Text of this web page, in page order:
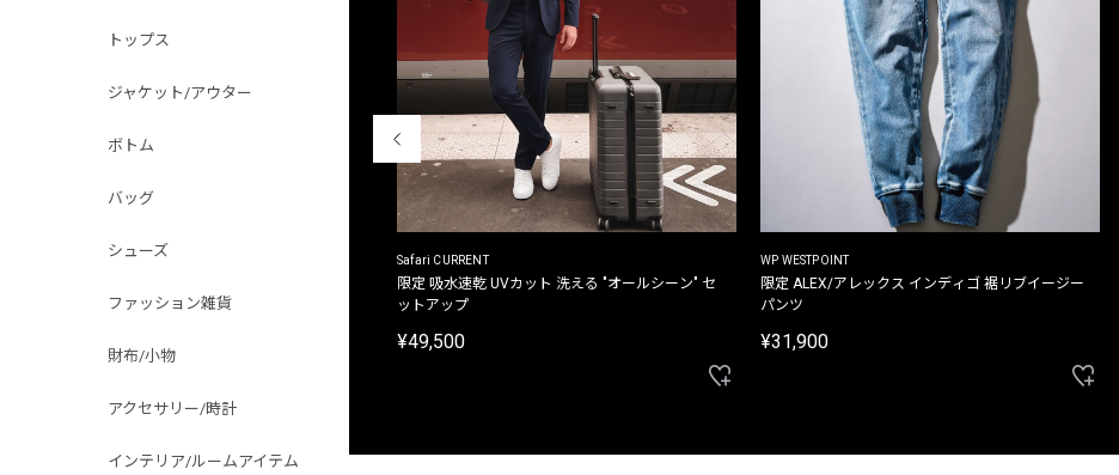
トップス
ジャケット/アウター
ボトム
バッグ
シューズ
ファッション雑貨
財布/小物
アクセサリー/時計
インテリア/ルームアイテム
Safari CURRENT
限定 吸水速乾 UVカット 洗える "オールシーン" セ
ットアップ
¥49,500
WP WESTPOINT
限定 ALEX/アレックス インディゴ 裾リブイージー
パンツ
¥31,900